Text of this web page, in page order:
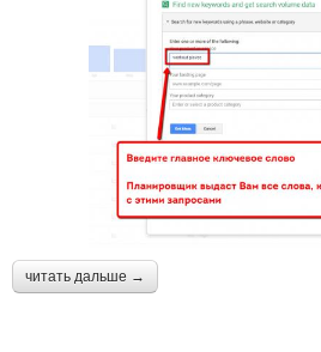
читать дальше →